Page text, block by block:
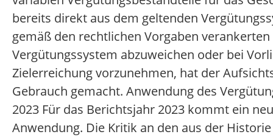
bereits direkt aus dem geltenden
gemäß den rechtlichen Vorgaben
Vergütungssystem abzuweichen oder bei
Zielerreichung vorzunehmen, hat der
Gebrauch gemacht. Anwendung des
2023 Für das Berichtsjahr 2023 kommt ein
Anwendung. Die Kritik an den aus der